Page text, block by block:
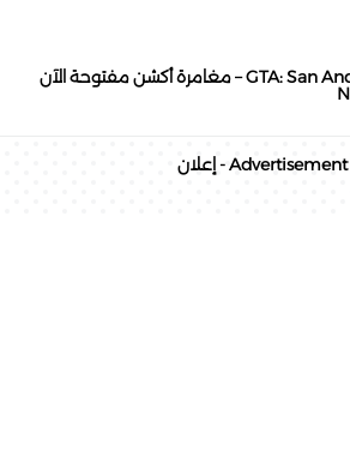
تحميل GTA: San Andreas – مغامرة أكشن مفتوحة الآن
Advertisement - إعلان